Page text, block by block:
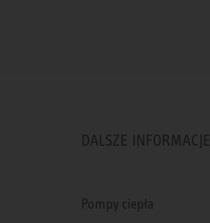
DALSZE INFORMACJE
Pompy ciepła